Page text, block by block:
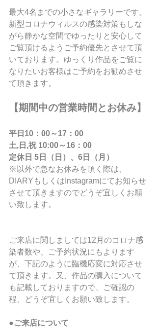
最大4名までの小さなギャラリーです。
新型コロナウィルスの感染対策もしな
がら静かな空間でゆったりと安心して
ご覧頂けるようご予約優先とさせて頂
いております。ゆっくり作品をご覧に
なりたいお客様はご予約をお勧めさせ
て頂きます。
【期間中の営業時間とお休み】
平日10：00～17：00
土,日,祝 10:00～16：00
定休日 5日（日）、6日（月）
※以外で急なお休みを頂く際は、
DIARYもしくはInstagramにてお知らせ
させて頂きますのでどうぞ宜しくお願
い致します。
ご来店に関しましては12月のコロナ感
染者数や、ご予約状況にもよります
が、下記のように臨機応変に対応させ
て頂きます。又、作品の購入について
も記載しておりますので、ご確認の
程、どうぞ宜しくお願い致します。
●ご来店について